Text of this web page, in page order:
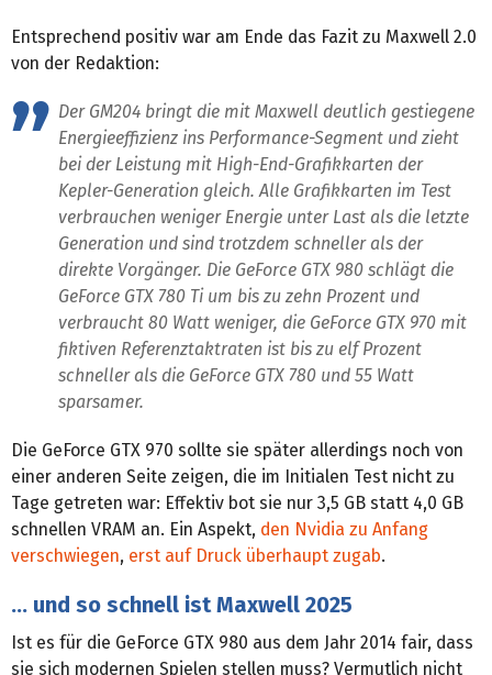
Entsprechend positiv war am Ende das Fazit zu Maxwell 2.0
von der Redaktion:
Der GM204 bringt die mit Maxwell deutlich gestiegene
Energieeffizienz ins Performance-Segment und zieht
bei der Leistung mit High-End-Grafikkarten der
Kepler-Generation gleich. Alle Grafikkarten im Test
verbrauchen weniger Energie unter Last als die letzte
Generation und sind trotzdem schneller als der
direkte Vorgänger. Die GeForce GTX 980 schlägt die
GeForce GTX 780 Ti um bis zu zehn Prozent und
verbraucht 80 Watt weniger, die GeForce GTX 970 mit
fiktiven Referenztaktraten ist bis zu elf Prozent
schneller als die GeForce GTX 780 und 55 Watt
sparsamer.
Die GeForce GTX 970 sollte sie später allerdings noch von
einer anderen Seite zeigen, die im Initialen Test nicht zu
Tage getreten war: Effektiv bot sie nur 3,5 GB statt 4,0 GB
schnellen VRAM an. Ein Aspekt, den Nvidia zu Anfang
verschwiegen, erst auf Druck überhaupt zugab.
… und so schnell ist Maxwell 2025
Ist es für die GeForce GTX 980 aus dem Jahr 2014 fair, dass
sie sich modernen Spielen stellen muss? Vermutlich nicht